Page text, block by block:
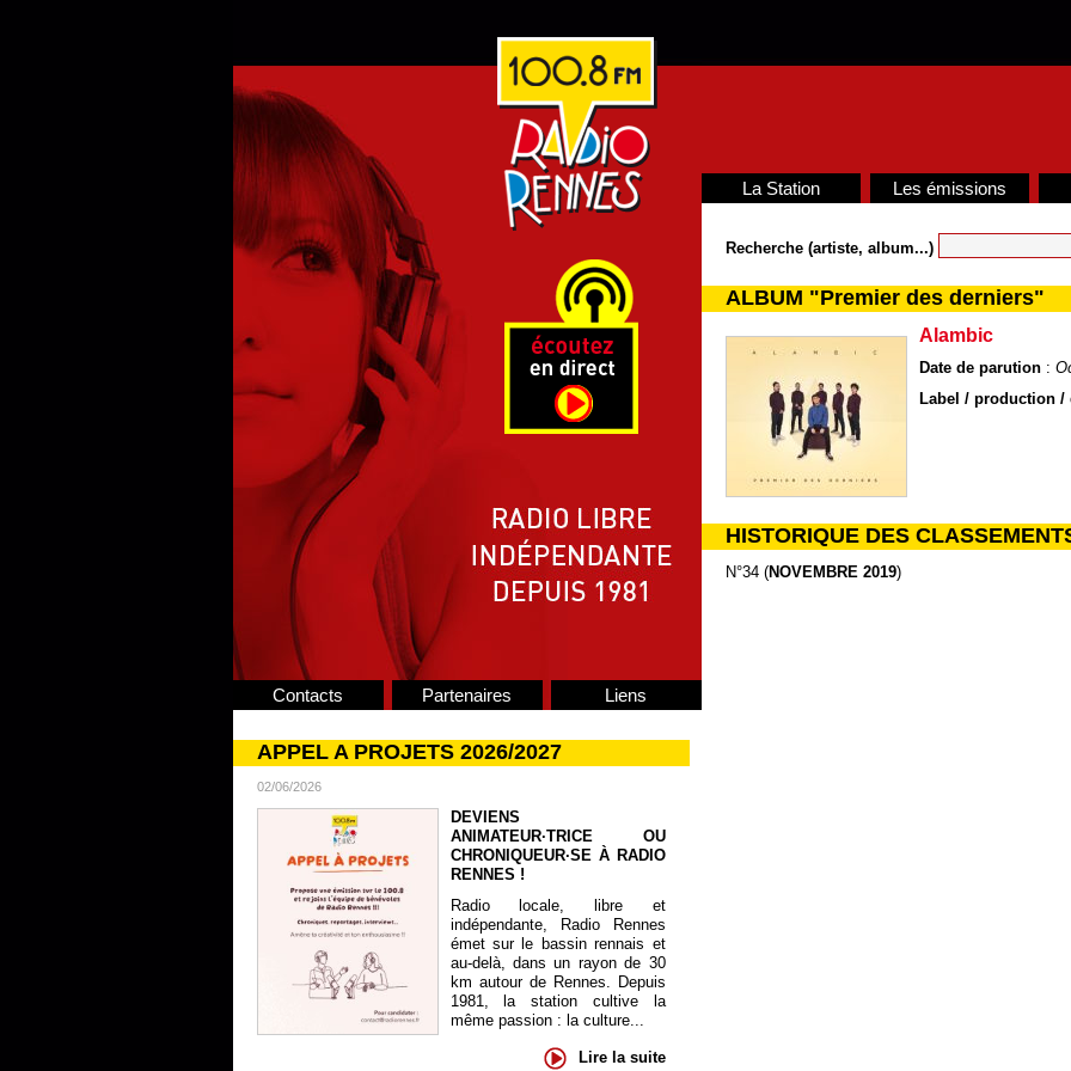
Contacts Partenaires Liens
APPEL A PROJETS 2026/2027
02/06/2026
DEVIENS
ANIMATEUR·TRICE OU
CHRONIQUEUR·SE À RADIO
RENNES !
Radio locale, libre et
indépendante, Radio Rennes
émet sur le bassin rennais et
au-delà, dans un rayon de 30
km autour de Rennes. Depuis
1981, la station cultive la
même passion : la culture...
Lire la suite
La Station Les émissions
Recherche (artiste, album...)
ALBUM "Premier des derniers"
Alambic
Date de parution:
Label / production
HISTORIQUE DES
N°34 (NOVEMBRE 2019)